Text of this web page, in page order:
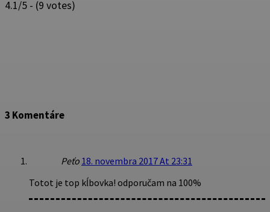
4.1/5 - (9 votes)
3 Komentáre
Peťo 18. novembra 2017 At 23:31
Totot je top kĺbovka! odporučam na 100%